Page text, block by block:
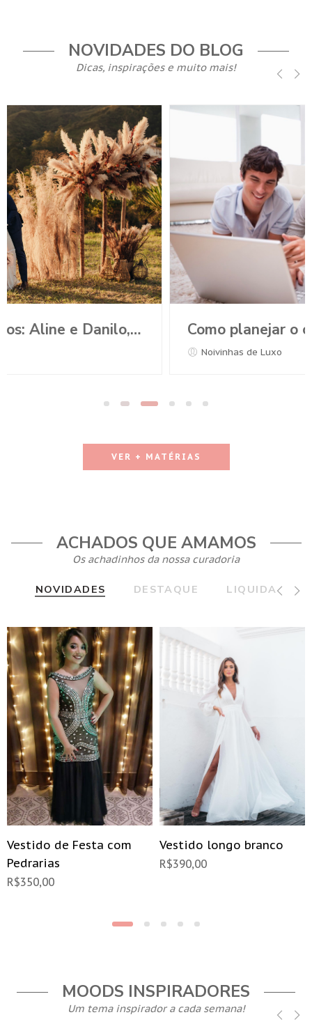
NOVIDADES DO BLOG
Dicas, inspirações e muito mais!
Como planejar o casamento durante a Pandemia?
VER + MATÉRIAS
ACHADOS QUE AMAMOS
Os achadinhos da nossa curadoria
NOVIDADES DESTAQUE LIQUIDA
Vestido de Festa com
Pedrarias
R$350,00
Vestido longo branco
R$390,00
MOODS INSPIRADORES
Um tema inspirador a cada semana!